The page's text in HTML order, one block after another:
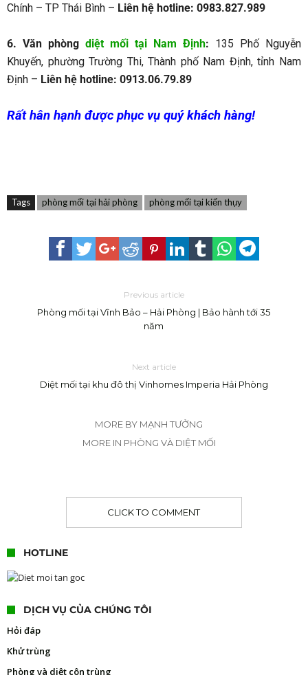
Chính – TP Thái Bình – Liên hệ hotline: 0983.827.989
6. Văn phòng diệt mối tại Nam Định: 135 Phố Nguyễn
Khuyến, phường Trường Thi, Thành phố Nam Định, tỉnh Nam
Định – Liên hệ hotline: 0913.06.79.89
Rất hân hạnh được phục vụ quý khách hàng!
Tags phòng mối tại hải phòng phòng mối tại kiến thụy
Previous article
Phòng mối tại Vĩnh Bảo – Hải Phòng | Bảo hành tới 35
năm
Next article
Diệt mối tại khu đô thị Vinhomes Imperia Hải Phòng
MORE BY MẠNH TƯỞNG
MORE IN PHÒNG VÀ DIỆT MỐI
CLICK TO COMMENT
HOTLINE
DỊCH VỤ CỦA CHÚNG TÔI
Hỏi đáp
Khử trùng
Phòng và diệt côn trùng